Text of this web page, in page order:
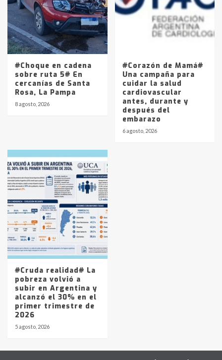
#Choque en cadena
sobre ruta 5# En
cercanías de Santa
Rosa, La Pampa
8 agosto, 2026
#Corazón de Mamá#
Una campaña para
cuidar la salud
cardiovascular
antes, durante y
después del
embarazo
6 agosto, 2026
#Cruda realidad# La
pobreza volvió a
subir en Argentina y
alcanzó el 30% en el
primer trimestre de
2026
5 agosto, 2026